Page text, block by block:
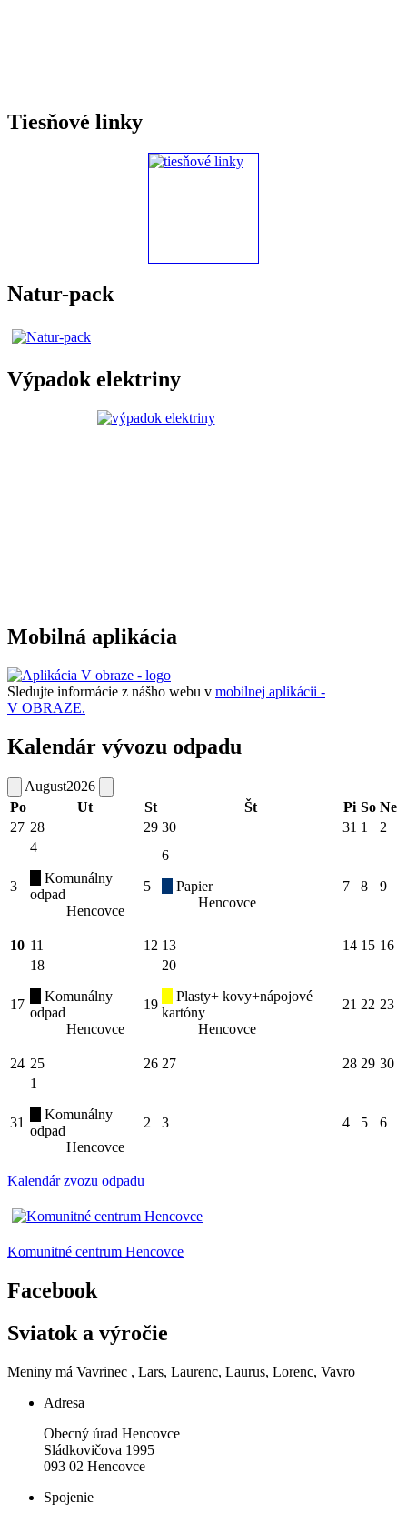
Tiesňové linky
Natur-pack
Výpadok elektriny
Mobilná aplikácia
Sledujte informácie z nášho webu v mobilnej aplikácii -
V OBRAZE.
Kalendár vývozu odpadu
August2026
Po
Ut St Št Pi So Ne
27 28 29 30 31 1 2
3
4
Komunálny
odpad
Hencovce
5
6
Papier
Hencovce
7 8 9
10 11 12 13 14 15 16
17
18
Komunálny
odpad
Hencovce
19
20
Plasty+ kovy+nápojové
kartóny
Hencovce
21 22 23
24 25 26 27 28 29 30
31
1
Komunálny
odpad
Hencovce
2 3 4 5 6
Kalendár zvozu odpadu
Komunitné centrum Hencovce
Facebook
Sviatok a výročie
Meniny má Vavrinec , Lars, Laurenc, Laurus, Lorenc, Vavro
Adresa
Obecný úrad Hencovce
Sládkovičova 1995
093 02 Hencovce
Spojenie